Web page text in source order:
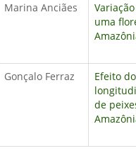
Marina Anciães
uma
Gonçalo Ferraz
Efeito
de